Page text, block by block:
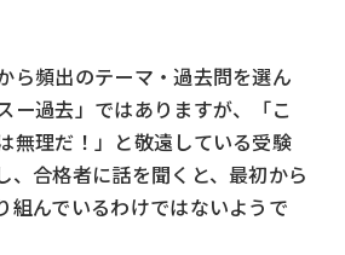
ら頻出のテーマ・過去問を選ん
ー過去」ではありますが、「こ
無理だ！」と敬遠している受験
、合格者に話を聞くと、最初から
組んでいるわけではないようで